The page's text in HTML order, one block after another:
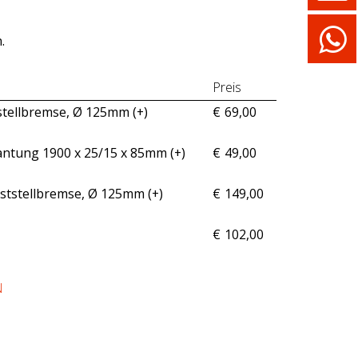
Preis
Ø 125mm (+
€ 69,00
)
1900 x 25/15 x 85mm (+ € 49,00
)
Ø 125mm (+ € 149,00
)
€ 102,00